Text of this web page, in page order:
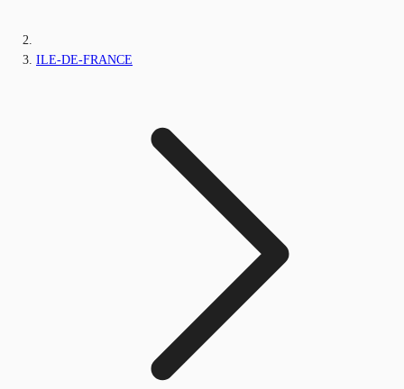
ILE-DE-FRANCE